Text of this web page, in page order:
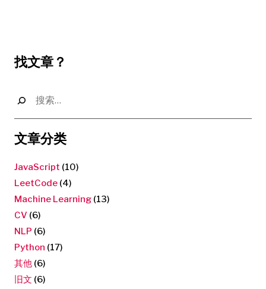
找文章？
索：
文章分类
JavaScript (10)
LeetCode (4)
Machine Learning (13)
CV (6)
NLP (6)
Python (17)
其他 (6)
旧文 (6)